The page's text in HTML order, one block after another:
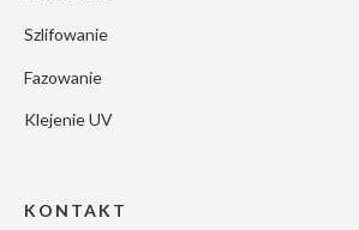
Szlifowanie
Fazowanie
Klejenie UV
KONTAKT